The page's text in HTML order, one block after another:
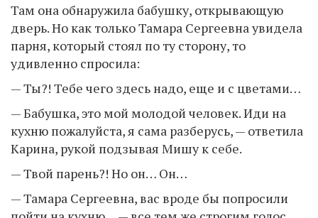
Там она обнаружила бабушку, открывающую
дверь. Но как только Тамара Сергеевна увидела
парня, который стоял по ту сторону, то
удивленно спросила:
— Ты?! Тебе чего здесь надо, еще и с цветами…
— Бабушка, это мой молодой человек. Иди на
кухню пожалуйста, я сама разберусь, — ответила
Карина, рукой подзывая Мишу к себе.
— Твой парень?! Но он… Он…
— Тамара Сергеевна, вас вроде бы попросили